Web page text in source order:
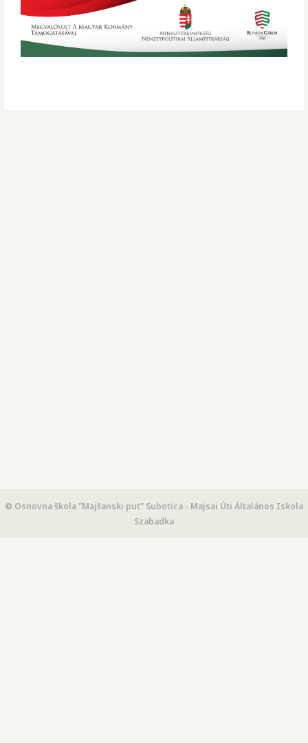
© Osnovna škola "Majšanski put" Subotica - Majsai Úti Általános Iskola
Szabadka